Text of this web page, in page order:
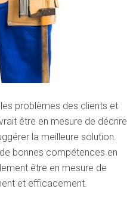
problèmes des clients et
être en mesure de décrire
la meilleure solution.
bonnes compétences en
être en mesure de
et efficacement.